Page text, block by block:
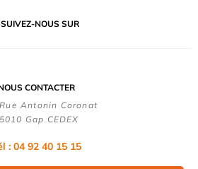
SUIVEZ-NOUS SUR
CONTACTER
Antonin Coronat
Gap CEDEX
: 04 92 40 15 15